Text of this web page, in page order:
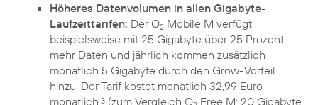
Höheres Datenvolumen in allen Gigabyte-
Laufzeittarifen: Der O2 Mobile M verfügt
beispielsweise mit 25 Gigabyte über 25 Prozent
mehr Daten und jährlich kommen zusätzlich
monatlich 5 Gigabyte durch den Grow-Vorteil
hinzu. Der Tarif kostet monatlich 32,99 Euro
monatlich.3 (zum Vergleich O Free M: 20 Gigabyte